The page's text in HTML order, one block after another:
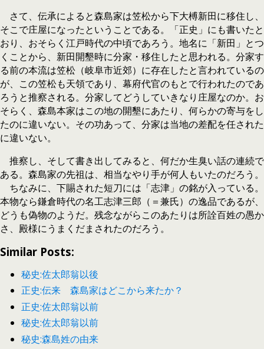
さて、伝承によると森島家は笠松から下大榑新田に移住し、
そこで庄屋になったということである。「正史」にも書いたと
おり、おそらく江戸時代の中頃であろう。地名に「新田」とつ
くことから、新田開墾時に分家・移住したと思われる。分家す
る前の本流は笠松（岐阜市近郊）に存在したと言われているの
が、この笠松も天領であり、幕府代官のもとで行われたのであ
ろうと推察される。分家してどうしていきなり庄屋なのか。お
そらく、森島本家はこの地の開墾にあたり、何らかの寄与をし
たのに違いない。その功あって、分家は当地の差配を任された
に違いない。
推察し、そして書き出してみると、何だか生臭い話の連続で
ある。森島家の先祖は、相当なやり手が何人もいたのだろう。
ちなみに、下賜された短刀には「志津」の銘が入っている。
本物なら鎌倉時代の名工志津三郎（＝兼氏）の逸品であるが、
どうも偽物のようだ。残念ながらこのあたりは所詮百姓の愚か
さ、殿様にうまくだまされたのだろう。
Similar Posts:
秘史:佐太郎翁以後
正史:伝来 森島家はどこから来たか？
正史:佐太郎翁以前
秘史:佐太郎翁以前
秘史:森島姓の由来